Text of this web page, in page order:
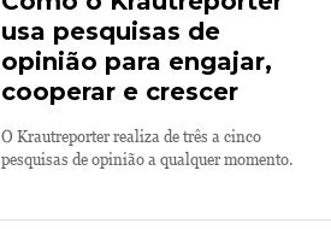
usa pesquisas de
opinião para engajar,
cooperar e crescer
O Krautreporter realiza de três a cinco
pesquisas de opinião a qualquer momento.